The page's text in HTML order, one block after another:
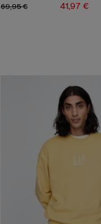
41,97 €
69,95 €